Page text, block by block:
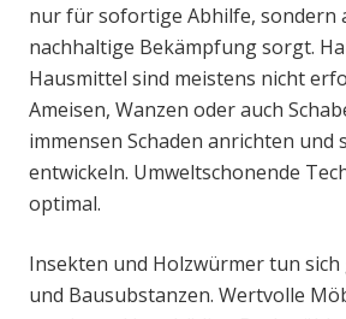
nur für sofortige Abhilfe, sondern
nachhaltige Bekämpfung sorgt.
Hausmittel sind meistens nicht
Ameisen, Wanzen oder auch
immensen Schaden anrichten und
entwickeln. Umweltschonende
optimal.
Insekten und Holzwürmer tun
und Bausubstanzen. Wertvolle